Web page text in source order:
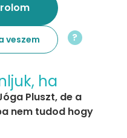
veszem ?
ha
Pluszt, de a
nem tudod hogy